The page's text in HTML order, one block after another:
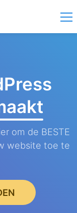
om de BESTE
website toe te